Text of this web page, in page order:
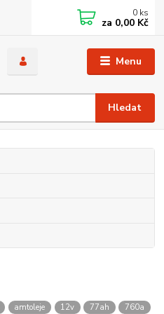
Menu
Hledat
0 ks
za 0,00 Kč
amtoleje 12v 77ah
760a